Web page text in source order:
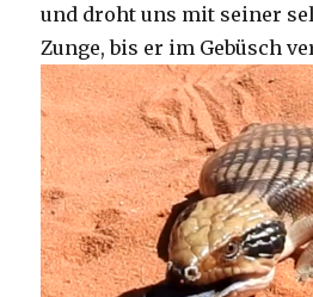
und droht uns mit seiner
Zunge, bis er im Gebüsch